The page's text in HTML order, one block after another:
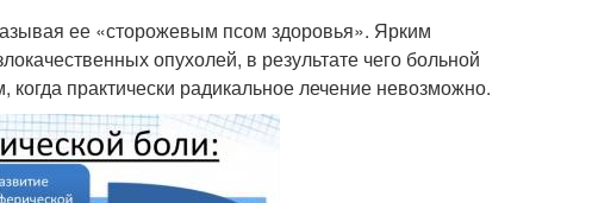
ее «сторожевым псом здоровья». Ярким
опухолей, в результате чего больной
практически радикальное лечение невозможно.